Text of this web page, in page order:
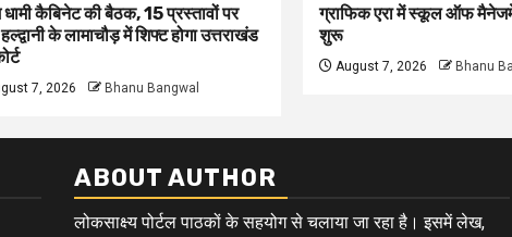
धामी कैबिनेट की बैठक, 15 प्रस्तावों पर
के लामाचौड़ में शिफ्ट होगा उत्तराखंड
7, 2026 Bhanu Bangwal
ग्राफिक एरा में स्कूल ऑफ
शुरू
August 7, 2026 Bhanu
ABOUT AUTHOR
लोकसाक्ष्य पोर्टल पाठकों के सहयोग से चलाया जा रहा है। इसमें लेख,